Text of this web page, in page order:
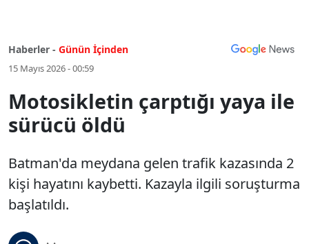
Haberler - Günün İçinden
15 Mayıs 2026 - 00:59
Motosikletin çarptığı yaya ile
sürücü öldü
Batman'da meydana gelen trafik kazasında 2
kişi hayatını kaybetti. Kazayla ilgili soruşturma
başlatıldı.